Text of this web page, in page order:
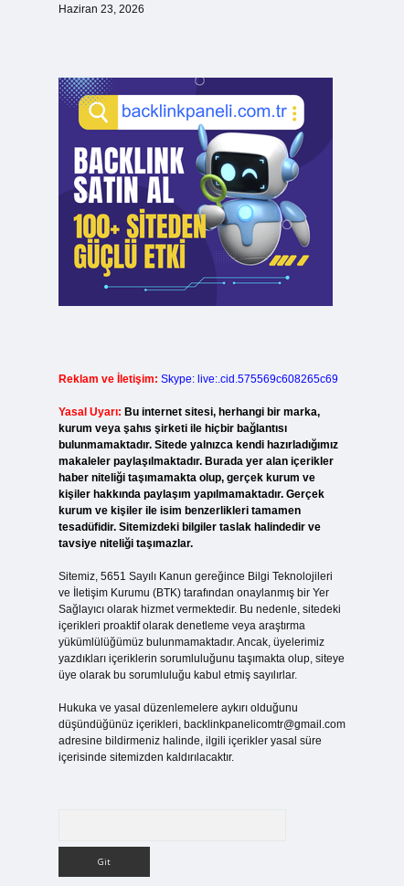
Haziran 23, 2026
Reklam ve İletişim: Skype: live:.cid.575569c608265c69
Yasal Uyarı: Bu internet sitesi, herhangi bir marka,
kurum veya şahıs şirketi ile hiçbir bağlantısı
bulunmamaktadır. Sitede yalnızca kendi hazırladığımız
makaleler paylaşılmaktadır. Burada yer alan içerikler
haber niteliği taşımamakta olup, gerçek kurum ve
kişiler hakkında paylaşım yapılmamaktadır. Gerçek
kurum ve kişiler ile isim benzerlikleri tamamen
tesadüfidir. Sitemizdeki bilgiler taslak halindedir ve
tavsiye niteliği taşımazlar.
Sitemiz, 5651 Sayılı Kanun gereğince Bilgi Teknolojileri
ve İletişim Kurumu (BTK) tarafından onaylanmış bir Yer
Sağlayıcı olarak hizmet vermektedir. Bu nedenle, sitedeki
içerikleri proaktif olarak denetleme veya araştırma
yükümlülüğümüz bulunmamaktadır. Ancak, üyelerimiz
yazdıkları içeriklerin sorumluluğunu taşımakta olup, siteye
üye olarak bu sorumluluğu kabul etmiş sayılırlar.
Hukuka ve yasal düzenlemelere aykırı olduğunu
düşündüğünüz içerikleri, backlinkpanelicomtr@gmail.com
adresine bildirmeniz halinde, ilgili içerikler yasal süre
içerisinde sitemizden kaldırılacaktır.